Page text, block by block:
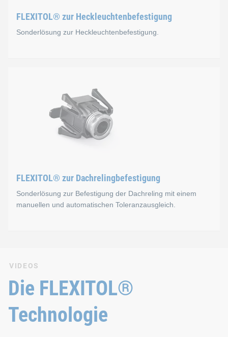
FLEXITOL® zur Heckleuchtenbefestigung
Sonderlösung zur Heckleuchtenbefestigung.
Dank dem speziell entwickelten manuellen
FLEXITOL® zur Dachrelingbefestigung
Sonderlösung zur Befestigung der Dachreling mit einem
manuellen und automatischen Toleranzausgleich.
Sonderlösung zur Befestigung der Dachreling mit einem
Er leitet die Kräfte auf die darunterliegenden Blechlagen
Es sind unterschiedliche Systeme verfügbar, die entweder
VIDEOS
Die FLEXITOL®
Technologie